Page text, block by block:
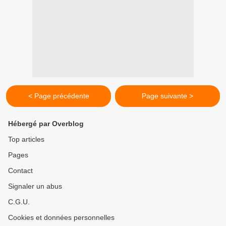
< Page précédente Page suivante >
Hébergé par Overblog
Top articles
Pages
Contact
Signaler un abus
C.G.U.
Cookies et données personnelles